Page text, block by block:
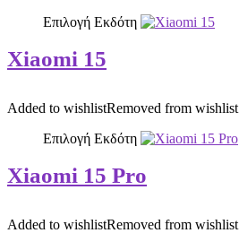
Επιλογή Εκδότη
Xiaomi 15
Added to wishlistRemoved from wishlist
Επιλογή Εκδότη
Xiaomi 15 Pro
Added to wishlistRemoved from wishlist